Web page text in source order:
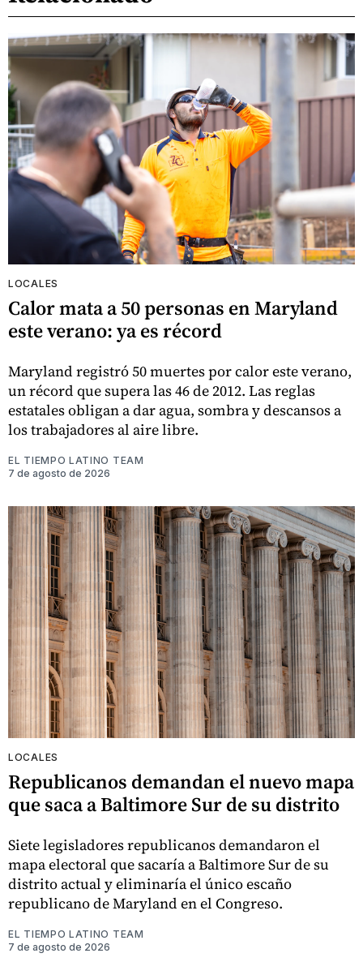
LOCALES
Calor mata a 50 personas en Maryland
este verano: ya es récord
Maryland registró 50 muertes por calor este verano,
un récord que supera las 46 de 2012. Las reglas
estatales obligan a dar agua, sombra y descansos a
los trabajadores al aire libre.
EL TIEMPO LATINO TEAM
7 de agosto de 2026
LOCALES
Republicanos demandan el nuevo mapa
que saca a Baltimore Sur de su distrito
Siete legisladores republicanos demandaron el
mapa electoral que sacaría a Baltimore Sur de su
distrito actual y eliminaría el único escaño
republicano de Maryland en el Congreso.
EL TIEMPO LATINO TEAM
7 de agosto de 2026